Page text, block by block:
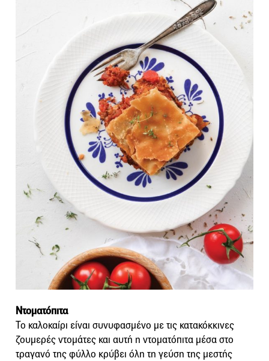
Ντοματόπιτα
Το καλοκαίρι είναι συνυφασμένο με τις κατακόκκινες
ζουμερές ντομάτες και αυτή η ντοματόπιτα μέσα στο
τραγανό της φύλλο κρύβει όλη τη γεύση της μεστής